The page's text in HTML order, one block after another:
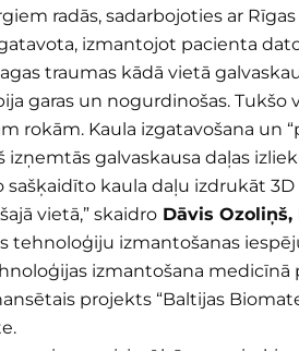
radās, sadarbojoties ar
izmantojot pacienta
traumas kādā vietā
garas un nogurdinošas.
rokām. Kaula izgatavošana
izņemtās galvaskausa daļas
kaula daļu izdrukāt
vietā,” skaidro Dāvis
tehnoloģiju izmantošanas
izmantošana
projekts “Baltijas